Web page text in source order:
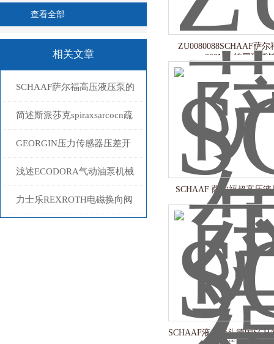
查看全部
相关文章
SCHAAF萨尔福高压液压泵的
常见故障相应解决方法分享
简述斯派莎克spiraxsarcocn疏
水阀的常见故障相应解决方法
GEORGIN压力传感器压差开
关的应用介绍
浅述ECODORA气动油泵机械
密封的重要性
力士乐REXROTH电磁换向阀
ZU0080088SCHAAF萨尔
300MPa德国现货
SCHAAF 萨尔福超高压
SCHAAF液压接头德国